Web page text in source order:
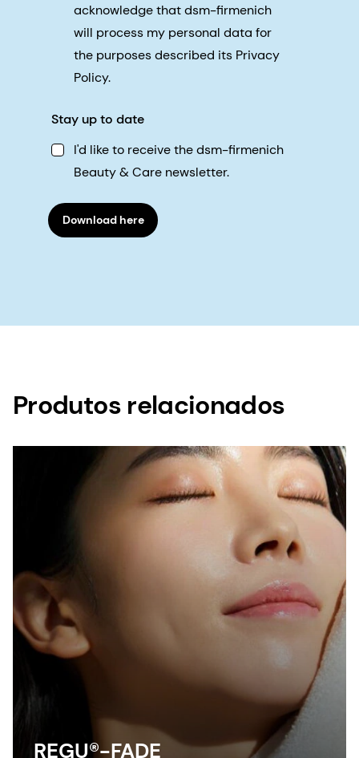
acknowledge that dsm-firmenich
will process my personal data for
the purposes described its Privacy
Policy.
Stay up to date
I'd like to receive the dsm-firmenich
Beauty & Care newsletter.
Download here
Produtos relacionados
REGU®-FADE